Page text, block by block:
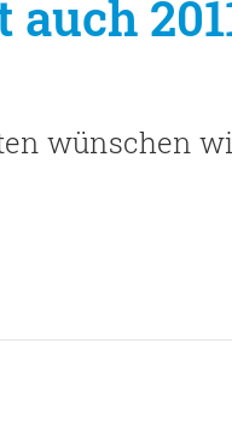
wünschen